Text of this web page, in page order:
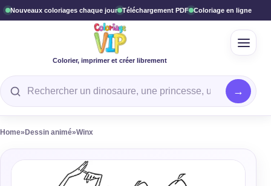
Nouveaux coloriages chaque jour Téléchargement PDF Coloriage en ligne
Colorier, imprimer et créer librement
Rechercher un coloriage
Home» Dessin animé»Winx